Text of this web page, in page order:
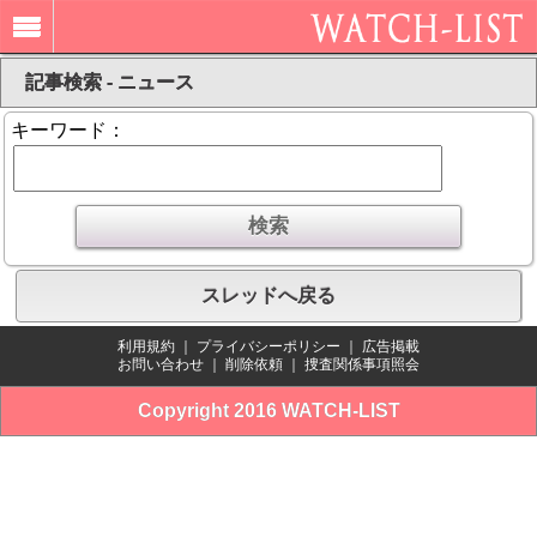
記事検索 - ニュース
キーワード：
スレッドへ戻る
利用規約 プライバシーポリシー
広告掲載
お問い合わせ
削除依頼 捜査関係事項照会
Copyright 2016 WATCH-LIST